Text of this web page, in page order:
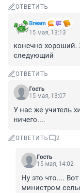
ОТВЕТИТЬ
Bream
15 мая, 13:13
конечно хороший.
следующий
ОТВЕТИТЬ
Гость
15 мая, 13:07
У нас же учитель
ничего....
ОТВЕТИТЬ 2
Гость
15 мая, 14:02
Ну это что....
министром